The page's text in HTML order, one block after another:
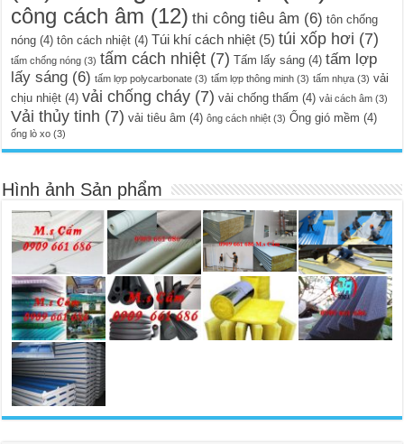
công cách âm (12) thi công tiêu âm (6) tôn chống
nóng (4) tôn cách nhiệt (4) Túi khí cách nhiệt (5) túi xốp hơi (7)
tấm chống nóng (3) tấm cách nhiệt (7) Tấm lấy sáng (4) tấm lợp
lấy sáng (6) tấm lợp polycarbonate (3) tấm lợp thông minh (3) tấm nhựa (3) vải
chịu nhiệt (4) vải chống cháy (7) vải chống thấm (4) vải cách âm (3)
Vải thủy tinh (7) vải tiêu âm (4) ông cách nhiệt (3) Ống gió mềm (4)
ống lò xo (3)
Hình ảnh Sản phẩm